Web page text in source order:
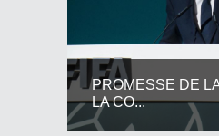
PROMESSE DE
LA CO...